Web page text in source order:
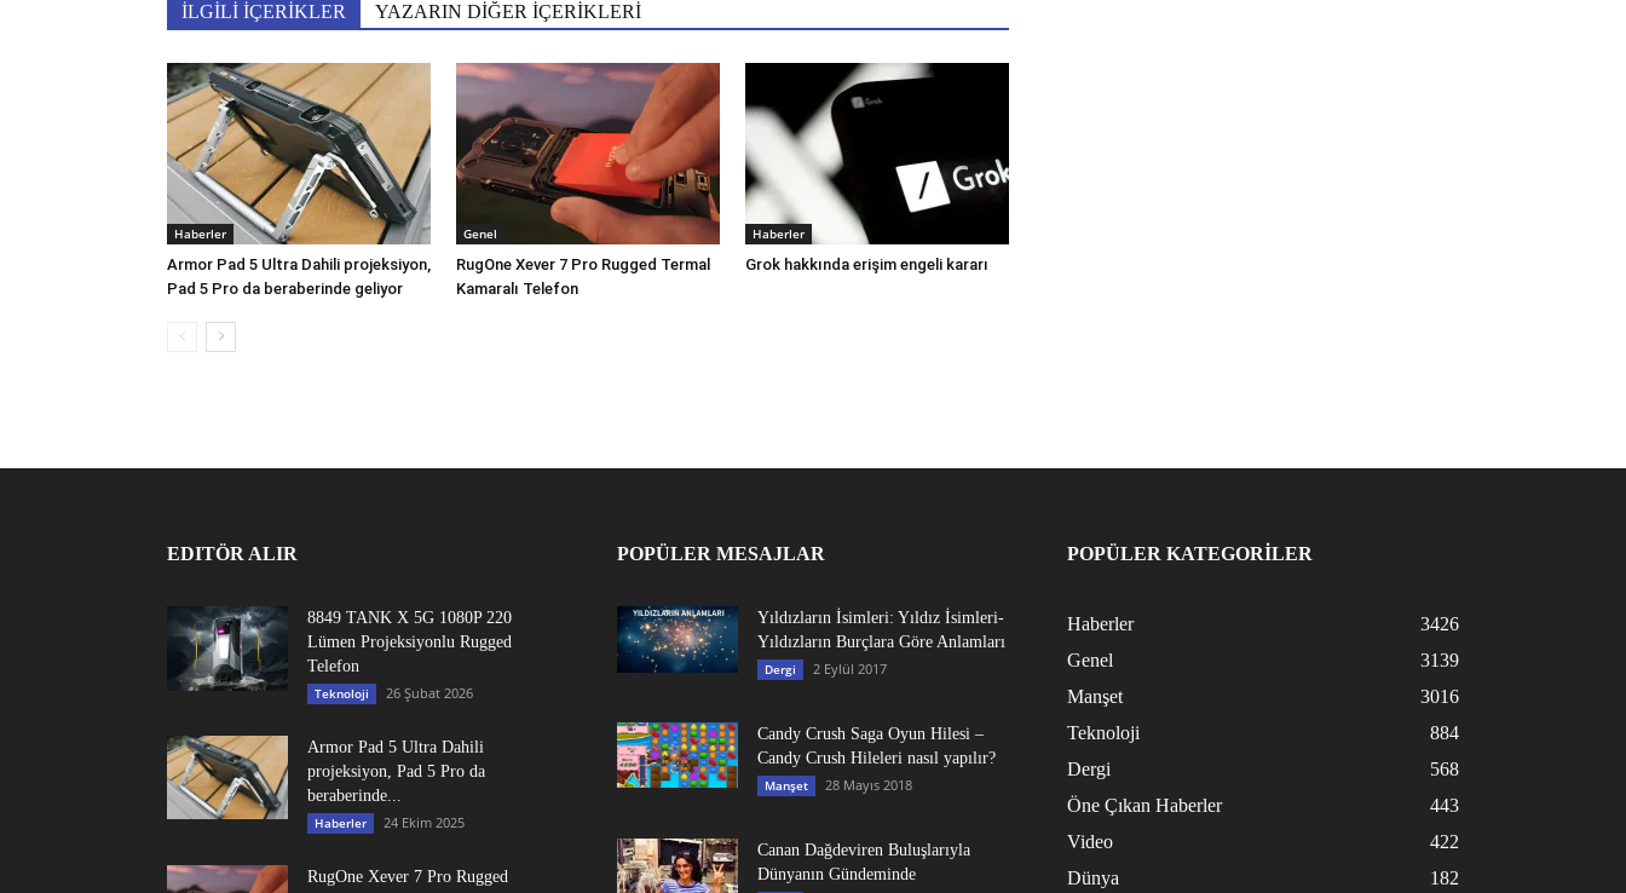
İLGİLİ İÇERİKLER YAZARIN DİĞER İÇERİKLERİ
Haberler
Armor Pad 5 Ultra Dahili projeksiyon,
Pad 5 Pro da beraberinde geliyor
Genel
RugOne Xever 7 Pro Rugged Termal
Kamaralı Telefon
Haberler
Grok hakkında erişim engeli kararı
EDITÖR ALIR
8849 TANK X 5G 1080P 220
Lümen Projeksiyonlu Rugged
Telefon
Teknoloji 26 Şubat 2026
Armor Pad 5 Ultra Dahili
projeksiyon, Pad 5 Pro da
beraberinde...
Haberler 24 Ekim 2025
RugOne Xever 7 Pro Rugged
POPÜLER MESAJLAR
Yıldızların İsimleri: Yıldız İsimleri-
Yıldızların Burçlara Göre Anlamları
Dergi 2 Eylül 2017
Candy Crush Saga Oyun Hilesi –
Candy Crush Hileleri nasıl yapılır?
Manşet 28 Mayıs 2018
Canan Dağdeviren Buluşlarıyla
Dünyanın Gündeminde
POPÜLER KATEGORİLER
Haberler
3426
Genel
3139
Manşet
3016
Teknoloji
884
Dergi
568
Öne Çıkan Haberler
443
Video
422
Dünya
182